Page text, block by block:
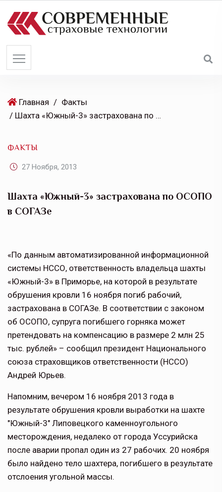
Главная / Факты
/ Шахта «Южный-3» застрахована по ОСОПО в СОГАЗе
ФАКТЫ
27 Ноября, 2013
Шахта «Южный-3» застрахована по ОСОПО
в СОГАЗе
«По данным автоматизированной информационной
системы НССО, ответственность владельца шахты
«Южный-3» в Приморье, на которой в результате
обрушения кровли 16 ноября погиб рабочий,
застрахована в СОГАЗе. В соответствии с законом
об ОСОПО, супруга погибшего горняка может
претендовать на компенсацию в размере 2 млн 25
тыс. рублей» – сообщил президент Национального
союза страховщиков ответственности (НССО)
Андрей Юрьев.
Напомним, вечером 16 ноября 2013 года в
результате обрушения кровли выработки на шахте
"Южный-3" Липовецкого каменноугольного
месторождения, недалеко от города Уссурийска
после аварии пропал один из 27 рабочих. 20 ноября
было найдено тело шахтера, погибшего в результате
отслоения угольной массы.